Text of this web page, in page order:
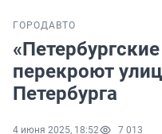
ГОРОДАВТО
перекроют
Петербурга
4 июня 2025, 18:52 7 013